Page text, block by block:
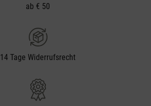
ab € 50
14 Tage Widerrufsrecht